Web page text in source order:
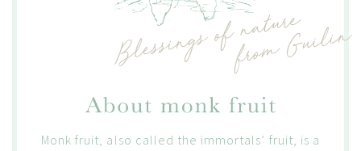
Monk fruit, also called the immortals’ fruit, is a